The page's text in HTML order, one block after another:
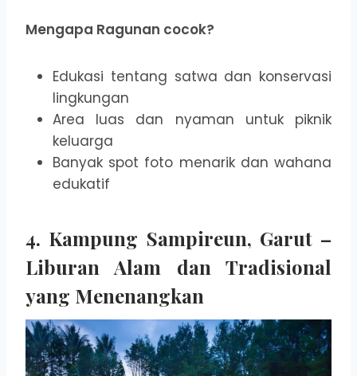
Mengapa Ragunan cocok?
Edukasi tentang satwa dan konservasi
lingkungan
Area luas dan nyaman untuk piknik
keluarga
Banyak spot foto menarik dan wahana
edukatif
4. Kampung Sampireun, Garut –
Liburan Alam dan Tradisional
yang Menenangkan